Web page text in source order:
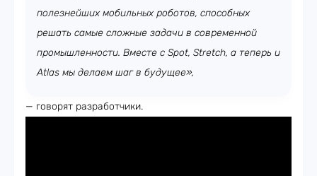
полезнейших мобильных роботов, способных
решать самые сложные задачи в современной
промышленности. Вместе с Spot, Stretch, а теперь и
Atlas мы делаем шаг в будущее»,
— говорят разработчики.